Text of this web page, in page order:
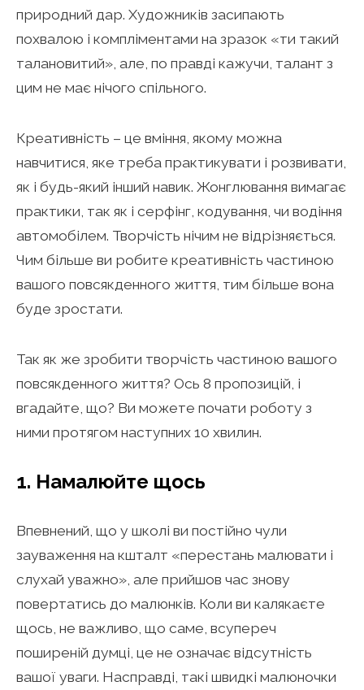
природний дар. Художників засипають
похвалою і компліментами на зразок «ти такий
талановитий», але, по правді кажучи, талант з
цим не має нічого спільного.
Креативність – це вміння, якому можна
навчитися, яке треба практикувати і розвивати,
як і будь-який інший навик. Жонглювання вимагає
практики, так як і серфінг, кодування, чи водіння
автомобілем. Творчість нічим не відрізняється.
Чим більше ви робите креативність частиною
вашого повсякденного життя, тим більше вона
буде зростати.
Так як же зробити творчість частиною вашого
повсякденного життя? Ось 8 пропозицій, і
вгадайте, що? Ви можете почати роботу з
ними протягом наступних 10 хвилин.
1. Намалюйте щось
Впевнений, що у школі ви постійно чули
зауваження на кшталт «перестань малювати і
слухай уважно», але прийшов час знову
повертатись до малюнків. Коли ви калякаєте
щось, не важливо, що саме, всупереч
поширеній думці, це не означає відсутність
вашої уваги. Насправді, такі швидкі малюночки